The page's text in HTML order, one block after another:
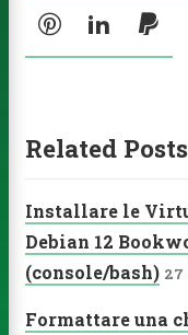
Pinterest
Related Posts
Installare le
Debian 12
(console/bash) 27
Formattare una
Facebook
YouTube
Pinterest
LinkedIn